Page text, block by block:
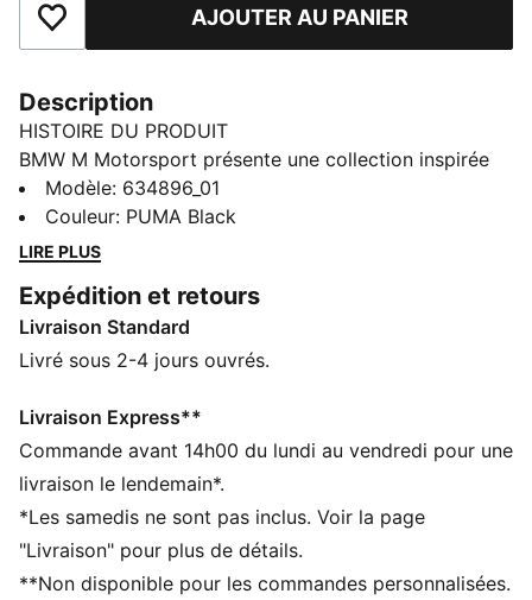
Ajouter aux favorisAJOUTER AU PANIER
Description
HISTOIRE DU PRODUIT
BMW M Motorsport présente une collection inspirée
de son héritage, travaillée pour être portée au
quotidien. Conçues avec des lignes dynamiques et des
détails emblématiques, ces pièces apportent l’énergie
polyvalentes et fidèles aux racines du sport
automobile. Que ce soit en ville ou en mode détente à
la maison, garde le flow.
Confectionné avec un minimum de 50 % de matériaux
recyclés
DÉTAILS
Matière principale : French terry
Longueur : Au-dessus des genoux
Taille : moyen
Modèle: 634896_01
Couleur: PUMA Black
LIRE PLUS
Expédition et retours
Livraison Standard
Livré sous 2-4 jours ouvrés.
Livraison Express**
Commande avant 14h00 du lundi au vendredi pour une
livraison le lendemain*.
*Les samedis ne sont pas inclus. Voir la page
"Livraison" pour plus de détails.
**Non disponible pour les commandes personnalisées.